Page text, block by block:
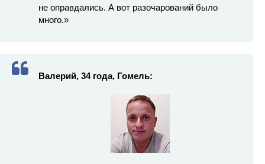
не оправдались. А вот разочарований было
много.»
Валерий, 34 года, Гомель: